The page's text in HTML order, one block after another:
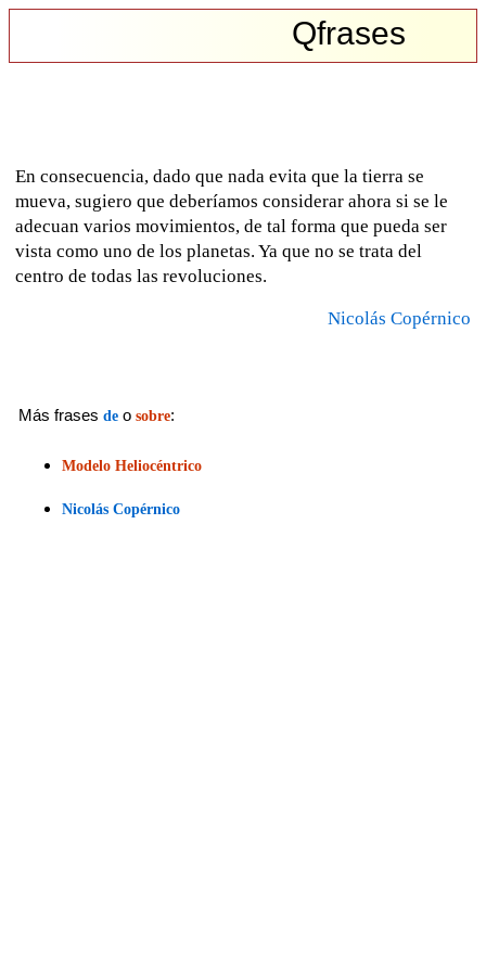
Qfrases
En consecuencia, dado que nada evita que la tierra se
mueva, sugiero que deberíamos considerar ahora si se le
adecuan varios movimientos, de tal forma que pueda ser
vista como uno de los planetas. Ya que no se trata del
centro de todas las revoluciones.
Nicolás Copérnico
Más frases de o sobre:
Modelo Heliocéntrico
Nicolás Copérnico